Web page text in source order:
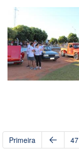
Primeira 47